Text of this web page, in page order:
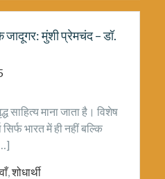
मुंशी प्रेमचंद – डॉ.
साहित्य माना जाता है। विशेष
भारत में ही नहीं बल्कि
,शोधार्थी